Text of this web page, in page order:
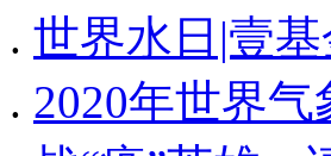
. 世界水日|壹
. 2020年世界